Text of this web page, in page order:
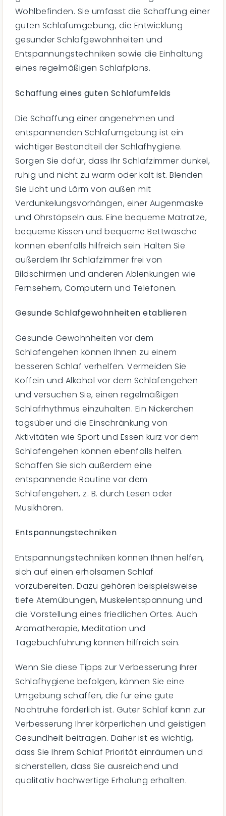
Wohlbefinden. Sie umfasst die Schaffung einer
guten Schlafumgebung, die Entwicklung
gesunder Schlafgewohnheiten und
Entspannungstechniken sowie die Einhaltung
eines regelmäßigen Schlafplans.
Schaffung eines guten Schlafumfelds
Die Schaffung einer angenehmen und
entspannenden Schlafumgebung ist ein
wichtiger Bestandteil der Schlafhygiene.
Sorgen Sie dafür, dass Ihr Schlafzimmer dunkel,
ruhig und nicht zu warm oder kalt ist. Blenden
Sie Licht und Lärm von außen mit
Verdunkelungsvorhängen, einer Augenmaske
und Ohrstöpseln aus. Eine bequeme Matratze,
bequeme Kissen und bequeme Bettwäsche
können ebenfalls hilfreich sein. Halten Sie
außerdem Ihr Schlafzimmer frei von
Bildschirmen und anderen Ablenkungen wie
Fernsehern, Computern und Telefonen.
Gesunde Schlafgewohnheiten etablieren
Gesunde Gewohnheiten vor dem
Schlafengehen können Ihnen zu einem
besseren Schlaf verhelfen. Vermeiden Sie
Koffein und Alkohol vor dem Schlafengehen
und versuchen Sie, einen regelmäßigen
Schlafrhythmus einzuhalten. Ein Nickerchen
tagsüber und die Einschränkung von
Aktivitäten wie Sport und Essen kurz vor dem
Schlafengehen können ebenfalls helfen.
Schaffen Sie sich außerdem eine
entspannende Routine vor dem
Schlafengehen, z. B. durch Lesen oder
Musikhören.
Entspannungstechniken
Entspannungstechniken können Ihnen helfen,
sich auf einen erholsamen Schlaf
vorzubereiten. Dazu gehören beispielsweise
tiefe Atemübungen, Muskelentspannung und
die Vorstellung eines friedlichen Ortes. Auch
Aromatherapie, Meditation und
Tagebuchführung können hilfreich sein.
Wenn Sie diese Tipps zur Verbesserung Ihrer
Schlafhygiene befolgen, können Sie eine
Umgebung schaffen, die für eine gute
Nachtruhe förderlich ist. Guter Schlaf kann zur
Verbesserung Ihrer körperlichen und geistigen
Gesundheit beitragen. Daher ist es wichtig,
dass Sie Ihrem Schlaf Priorität einräumen und
sicherstellen, dass Sie ausreichend und
qualitativ hochwertige Erholung erhalten.